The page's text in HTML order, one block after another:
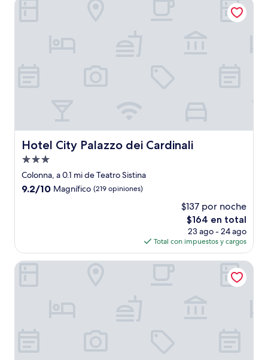
Hotel City Palazzo dei Cardinali
Hotel City Palazzo dei Cardinali
Propiedad
de
3.0
Colonna, a 0.1 mi de Teatro Sistina
9.2
9.2/10 Magnífico (219 opiniones)
$137 por noche
El
precio
actual
es
de
$164 en total
23 ago - 24 ago
Total con impuestos y cargos
W Rome